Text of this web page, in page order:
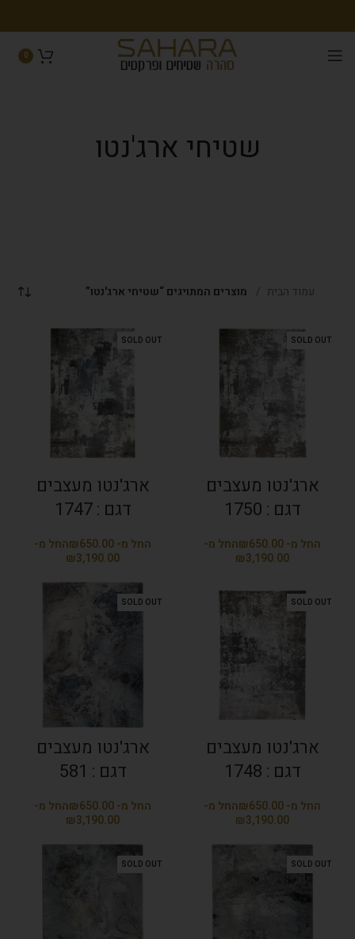
0
שטיחי ארג'נטו
עמוד הבית מוצרים המתויגים “שטיחי ארג'נטו”
SOLD OUT
ארג'נטו מעצבים
דגם : 1750
₪
₪
SOLD OUT
ארג'נטו מעצבים
דגם : 1747
₪
₪
SOLD OUT
ארג'נטו מעצבים
דגם : 1748
₪
₪
SOLD OUT
ארג'נטו מעצבים
דגם : 581
₪
₪
SOLD OUT
SOLD OUT